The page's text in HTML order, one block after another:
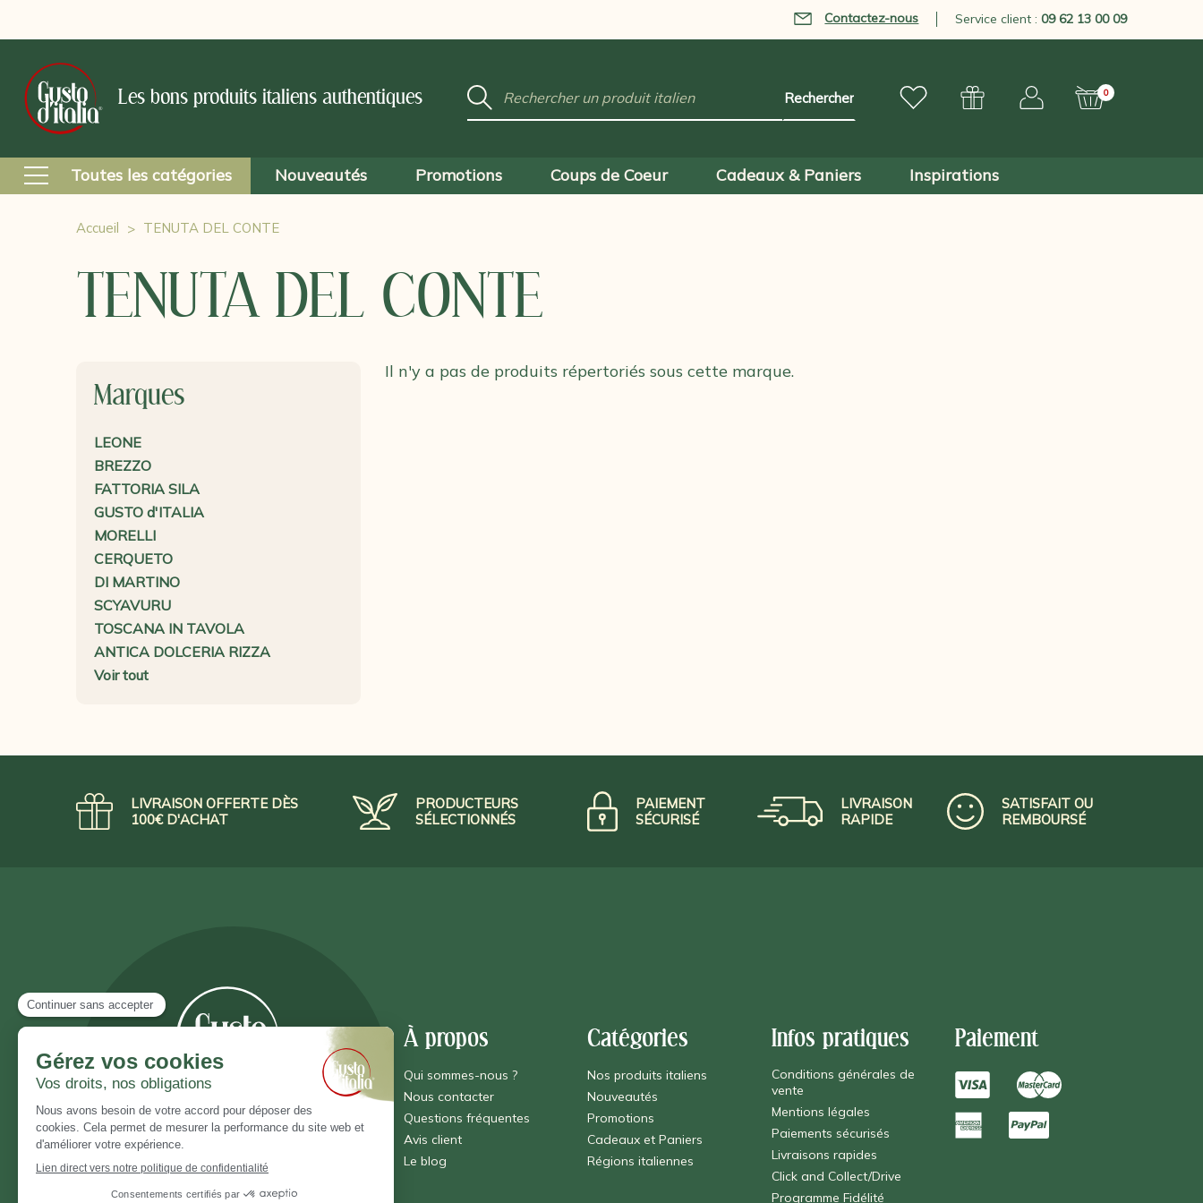
Contactez-nous Service client :09 62 13 00 09
Les bons produits italiens authentiques 0
Mot
clé
Toutes les catégories Nouveautés Promotions Coups de Coeur Cadeaux & Paniers Inspirations
Accueil TENUTA DEL CONTE
TENUTA DEL CONTE
Marques
LEONE
BREZZO
FATTORIA SILA
GUSTO d'ITALIA
MORELLI
CERQUETO
DI MARTINO
SCYAVURU
TOSCANA IN TAVOLA
ANTICA DOLCERIA RIZZA
Voir tout
Il n'y a pas de produits répertoriés sous cette marque.
LIVRAISON OFFERTE DÈS
100€ D'ACHAT
PRODUCTEURS
SÉLECTIONNÉS
PAIEMENT
SÉCURISÉ
LIVRAISON
RAPIDE
SATISFAIT OU
REMBOURSÉ
À propos
Qui sommes-nous ?
Nous contacter
Questions fréquentes
Avis client
Le blog
Catégories
Nos produits italiens
Nouveautés
Promotions
Cadeaux et Paniers
Régions italiennes
Infos pratiques
Conditions générales de
vente
Mentions légales
Paiements sécurisés
Livraisons rapides
Click and Collect/Drive
Programme Fidélité
Paiement